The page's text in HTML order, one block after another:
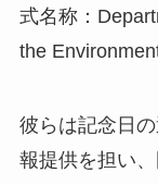
式名称：
the
彼らは記念日
報提供を担い